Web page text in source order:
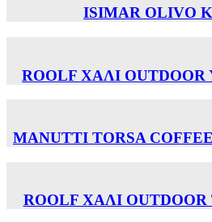
ISIMAR OLIVO
ROOLF ΧΑΛΙ OUTDOOR
MANUTTI TORSA
ROOLF ΧΑΛΙ